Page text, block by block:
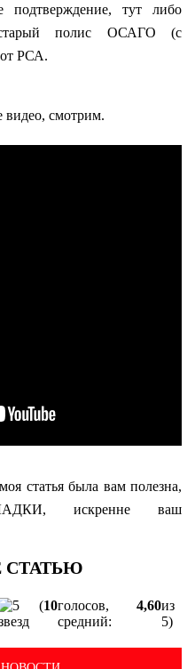
подтверждение, тут либо
полис ОСАГО (с
РСА.
видео, смотрим.
статья была вам полезна,
искренне ваш
(10голосов,
средний:
4,60из
5)